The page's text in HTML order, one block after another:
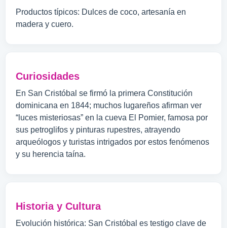
Productos típicos: Dulces de coco, artesanía en
madera y cuero.
Curiosidades
En San Cristóbal se firmó la primera Constitución
dominicana en 1844; muchos lugareños afirman ver
“luces misteriosas” en la cueva El Pomier, famosa por
sus petroglifos y pinturas rupestres, atrayendo
arqueólogos y turistas intrigados por estos fenómenos
y su herencia taína.
Historia y Cultura
Evolución histórica: San Cristóbal es testigo clave de